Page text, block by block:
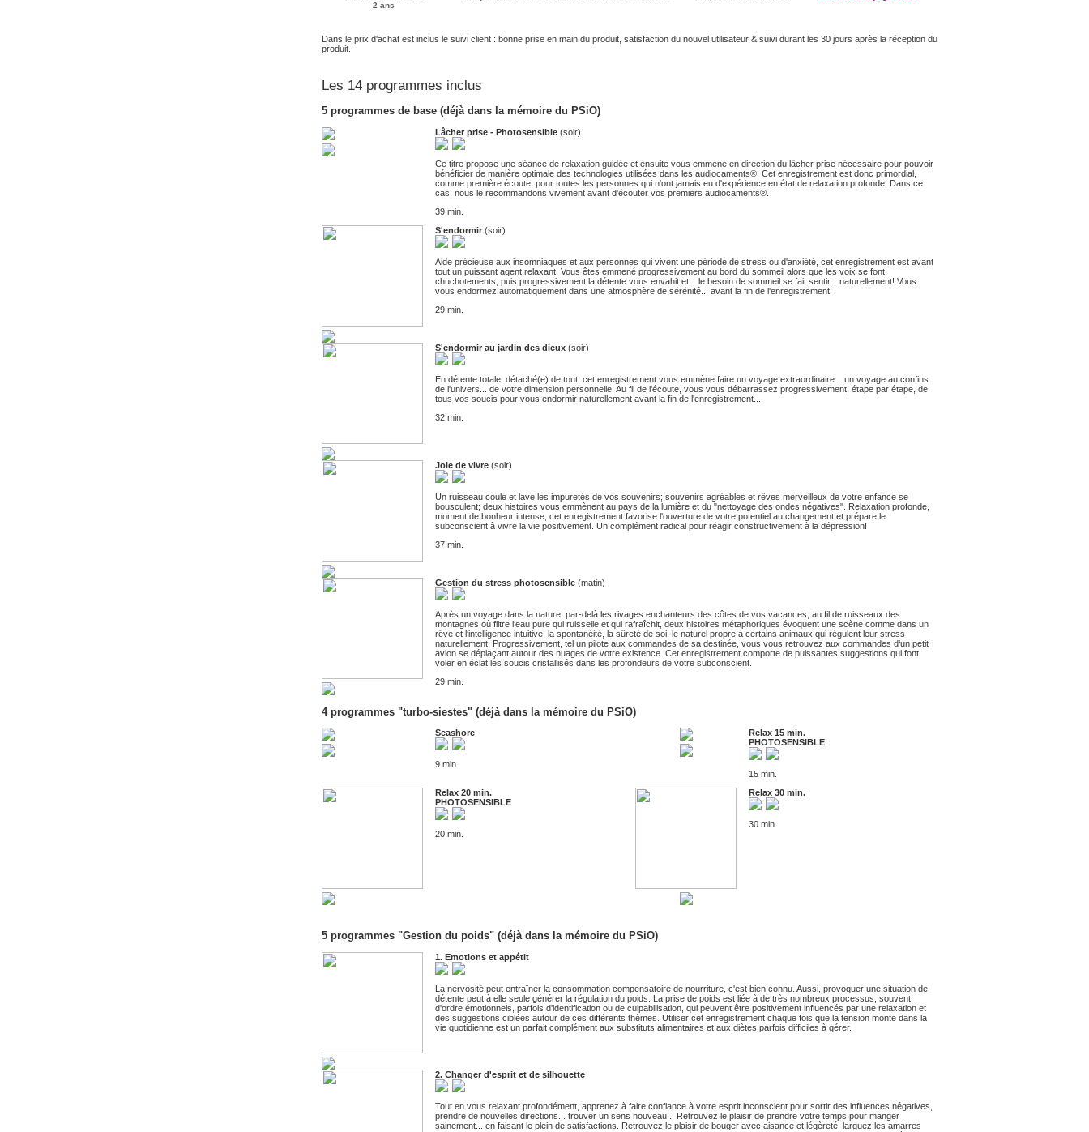
2 ans
Dans le prix d'achat est inclus le suivi client : bonne prise en main du produit, satisfaction du nouvel utilisateur & suivi durant les 30 jours après la réception du
produit.
Les 14 programmes inclus
5 programmes de base (déjà dans la mémoire du PSiO)
Lâcher prise - Photosensible (soir)
Ce titre propose une séance de relaxation guidée et ensuite vous emmène en direction du lâcher prise nécessaire pour pouvoir
bénéficier de manière optimale des technologies utilisées dans les audiocaments®. Cet enregistrement est donc primordial,
comme première écoute, pour toutes les personnes qui n'ont jamais eu d'expérience en état de relaxation profonde. Dans ce
cas, nous le recommandons vivement avant d'écouter vos premiers audiocaments®.
39 min.
S'endormir (soir)
Aide précieuse aux insomniaques et aux personnes qui vivent une période de stress ou d'anxiété, cet enregistrement est avant
tout un puissant agent relaxant. Vous êtes emmené progressivement au bord du sommeil alors que les voix se font
chuchotements; puis progressivement la détente vous envahit et... le besoin de sommeil se fait sentir... naturellement! Vous
vous endormez automatiquement dans une atmosphère de sérénité... avant la fin de l'enregistrement!
29 min.
S'endormir au jardin des dieux (soir)
En détente totale, détaché(e) de tout, cet enregistrement vous emmène faire un voyage extraordinaire... un voyage au confins
de l'univers... de votre dimension personnelle. Au fil de l'écoute, vous vous débarrassez progressivement, étape par étape, de
tous vos soucis pour vous endormir naturellement avant la fin de l'enregistrement...
32 min.
Joie de vivre (soir)
Un ruisseau coule et lave les impuretés de vos souvenirs; souvenirs agréables et rêves merveilleux de votre enfance se
bousculent; deux histoires vous emmènent au pays de la lumière et du "nettoyage des ondes négatives". Relaxation profonde,
moment de bonheur intense, cet enregistrement favorise l'ouverture de votre potentiel au changement et prépare le
subconscient à vivre la vie positivement. Un complément radical pour réagir constructivement à la dépression!
37 min.
Gestion du stress photosensible (matin)
Après un voyage dans la nature, par-delà les rivages enchanteurs des côtes de vos vacances, au fil de ruisseaux des
montagnes où filtre l‘eau pure qui ruisselle et qui rafraîchit, deux histoires métaphoriques évoquent une scène comme dans un
rêve et l‘intelligence intuitive, la spontanéité, la sûreté de soi, le naturel propre à certains animaux qui régulent leur stress
naturellement. Progressivement, tel un pilote aux commandes de sa destinée, vous vous retrouvez aux commandes d‘un petit
avion se déplaçant autour des nuages de votre existence. Cet enregistrement comporte de puissantes suggestions qui font
voler en éclat les soucis cristallisés dans les profondeurs de votre subconscient.
29 min.
4 programmes "turbo-siestes" (déjà dans la mémoire du PSiO)
Seashore
9 min.
Relax 15 min.
PHOTOSENSIBLE
15 min.
Relax 20 min.
PHOTOSENSIBLE
20 min.
Relax 30 min.
30 min.
5 programmes "Gestion du poids" (déjà dans la mémoire du PSiO)
1. Emotions et appétit
La nervosité peut entraîner la consommation compensatoire de nourriture, c'est bien connu. Aussi, provoquer une situation de
détente peut à elle seule générer la régulation du poids. La prise de poids est liée à de très nombreux processus, souvent
d'ordre émotionnels, parfois d'identification ou de culpabilisation, qui peuvent être positivement influencés par une relaxation et
des suggestions ciblées autour de ces différents thèmes. Utiliser cet enregistrement chaque fois que la tension monte dans la
vie quotidienne est un parfait complément aux substituts alimentaires et aux diètes parfois difficiles à gérer.
2. Changer d'esprit et de silhouette
Tout en vous relaxant profondément, apprenez à faire confiance à votre esprit inconscient pour sortir des influences négatives,
prendre de nouvelles directions... trouver un sens nouveau... Retrouvez le plaisir de prendre votre temps pour manger
sainement... en faisant le plein de satisfactions. Retrouvez le plaisir de bouger avec aisance et légèreté, larguez les amarres